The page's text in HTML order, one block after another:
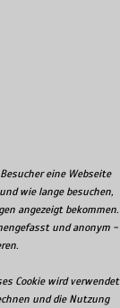
eine Webseite
wie lange besuchen,
angezeigt bekommen.
und anonym -
Cookie wird verwendet
und die Nutzung